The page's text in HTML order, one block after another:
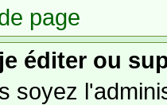
page
éditer ou
soyez